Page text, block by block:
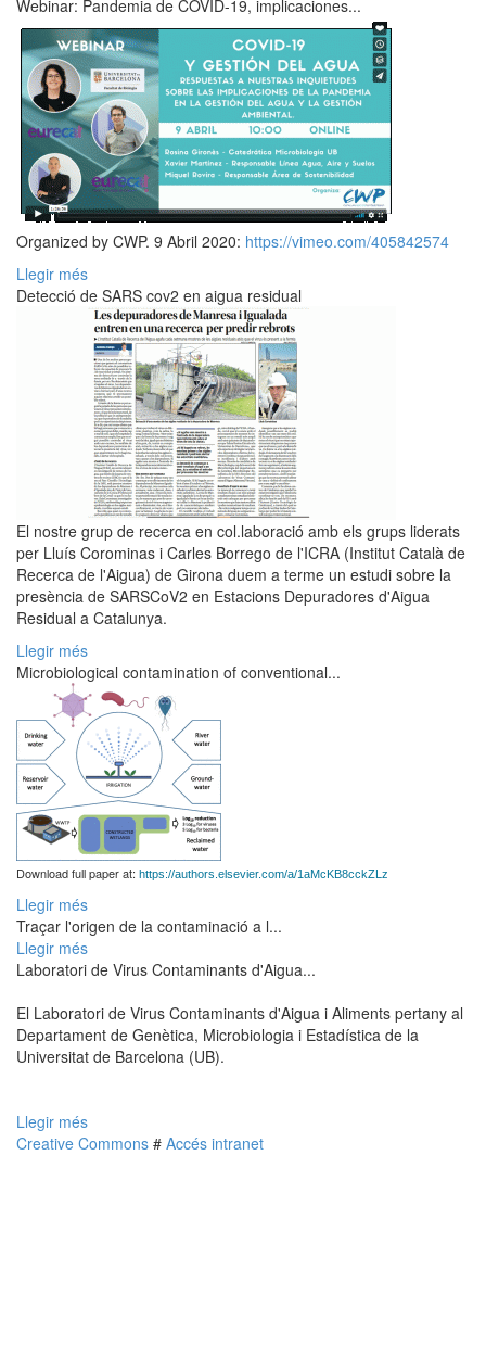
Webinar: Pandemia de COVID-19, implicaciones...
Organized by CWP. 9 Abril 2020: https://vimeo.com/405842574
Llegir més
Detecció de SARS cov2 en aigua residual
El nostre grup de recerca en col.laboració amb els grups liderats
per Lluís Corominas i Carles Borrego de l'ICRA (Institut Català de
Recerca de l'Aigua) de Girona duem a terme un estudi sobre la
presència de SARSCoV2 en Estacions Depuradores d'Aigua
Residual a Catalunya.
Llegir més
Microbiological contamination of conventional...
Download full paper at: https://authors.elsevier.com/a/1aMcKB8cckZLz
Llegir més
Traçar l'origen de la contaminació a l...
Llegir més
Laboratori de Virus Contaminants d'Aigua...
El Laboratori de Virus Contaminants d'Aigua i Aliments pertany al
Departament de Genètica, Microbiologia i Estadística de la
Universitat de Barcelona (UB).
Llegir més
Creative Commons # Accés intranet